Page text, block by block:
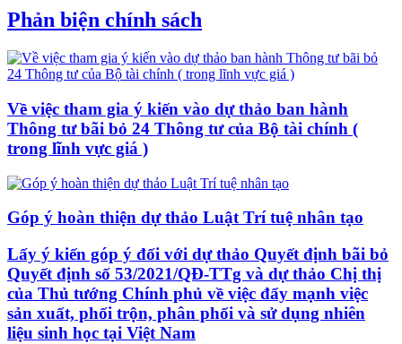
Phản biện chính sách
Về việc tham gia ý kiến vào dự thảo ban hành
Thông tư bãi bỏ 24 Thông tư của Bộ tài chính (
trong lĩnh vực giá )
Góp ý hoàn thiện dự thảo Luật Trí tuệ nhân tạo
Lấy ý kiến góp ý đối với dự thảo Quyết định bãi bỏ
Quyết định số 53/2021/QĐ-TTg và dự thảo Chị thị
của Thủ tướng Chính phủ về việc đẩy mạnh việc
sản xuất, phối trộn, phân phối và sử dụng nhiên
liệu sinh học tại Việt Nam